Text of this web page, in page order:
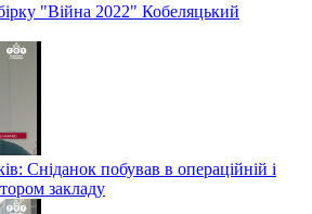
"Війна 2022" Кобеляцький
Сніданок побував в операційній і
закладу